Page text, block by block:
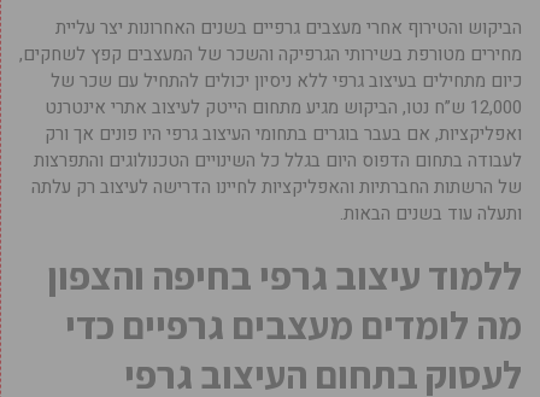
הביקוש והטירוף אחרי מעצבים גרפיים בשנים האחרונות יצר עליית
מחירים מטורפת בשירותי הגרפיקה והשכר של המעצבים קפץ לשחקים,
כיום מתחילים בעיצוב גרפי ללא ניסיון יכולים להתחיל עם שכר של
12,000 ש”ח נטו, הביקוש מגיע מתחום הייטק לעיצוב אתרי אינטרנט
ואפליקציות, אם בעבר בוגרים בתחומי העיצוב גרפי היו פונים אך ורק
לעבודה בתחום הדפוס היום בגלל כל השינויים הטכנולוגים והתפרצות
של הרשתות החברתיות והאפליקציות לחיינו הדרישה לעיצוב רק עלתה
ותעלה עוד בשנים הבאות.
ללמוד עיצוב גרפי בחיפה והצפון
מה לומדים מעצבים גרפיים כדי
לעסוק בתחום העיצוב גרפי